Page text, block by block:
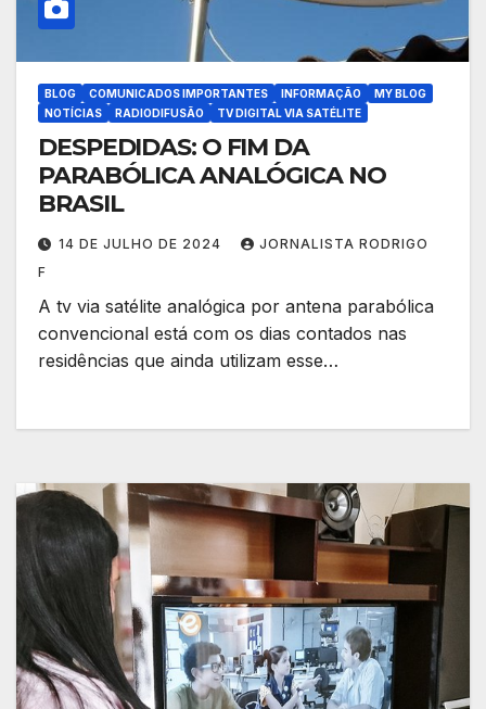
BLOG COMUNICADOS IMPORTANTES INFORMAÇÃO
MY BLOG
NOTÍCIAS
RADIODIFUSÃO TV DIGITAL VIA SATÉLITE
DESPEDIDAS: O FIM DA
PARABÓLICA ANALÓGICA NO
BRASIL
14 DE JULHO DE 2024
JORNALISTA RODRIGO
F
A tv via satélite analógica por antena parabólica
convencional está com os dias contados nas
residências que ainda utilizam esse…